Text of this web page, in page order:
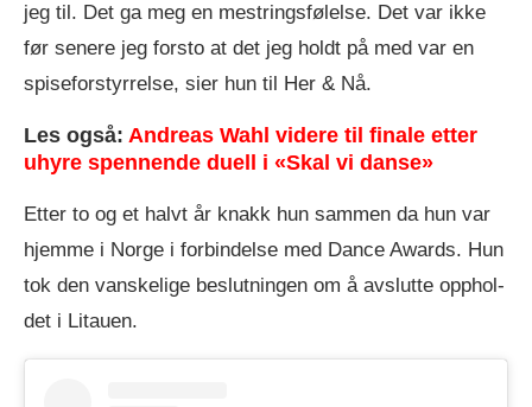
jeg til. Det ga meg en mest­rings­fø­lel­se. Det var ikke
før se­ne­re jeg for­sto at det jeg holdt på med var en
spi­se­for­styr­rel­se, sier hun til Her & Nå.
Les også: Andreas Wahl videre til finale etter
uhyre spennende duell i «Skal vi danse»
Etter to og et halvt år knakk hun sammen da hun var
hjemme i Norge i forbindelse med Dance Awards. Hun
tok den vanskelige beslutningen om å av­slut­te opp­hol­
det i Li­tau­en.